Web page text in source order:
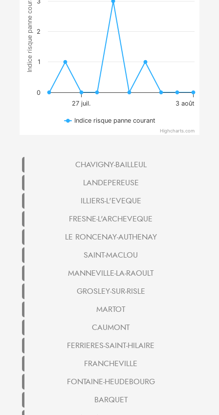
Indice risque panne courant
27 juil. 3 août
0
1
2
Indice risque panne courant
Highcharts.com
CHAVIGNY-BAILLEUL
LANDEPEREUSE
ILLIERS-L'EVEQUE
FRESNE-L'ARCHEVEQUE
LE RONCENAY-AUTHENAY
SAINT-MACLOU
MANNEVILLE-LA-RAOULT
GROSLEY-SUR-RISLE
MARTOT
CAUMONT
FERRIERES-SAINT-HILAIRE
FRANCHEVILLE
FONTAINE-HEUDEBOURG
BARQUET